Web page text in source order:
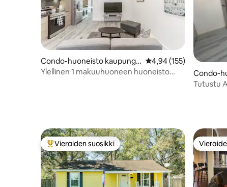
Condo-huoneisto kaupungis
sa Houston
Keskimääräinen arvio
4,94 (155)
Ylellinen 1 makuuhuoneen huoneisto
Condo-
sa
Tutustu
Vieraiden suosikkien parhaimmistoa
Vieraiden suosikki